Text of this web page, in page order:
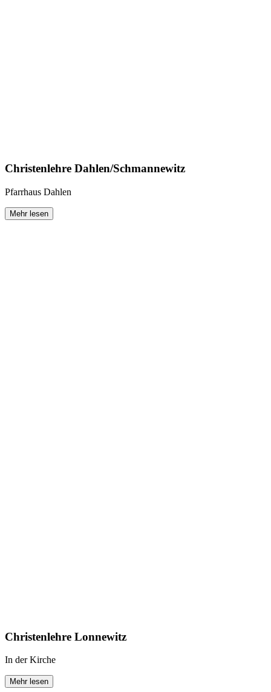
Christenlehre Dahlen/­Schmannewitz
Pfarrhaus Dahlen
Mehr lesen
Christenlehre Lonnewitz
In der Kirche
Mehr lesen